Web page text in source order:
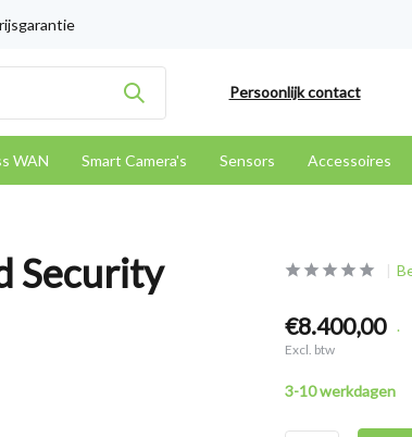
Persoonlijk contact
WAN Smart Camera's Sensors Accessoires
Security
€8.400,00 .
Excl. btw
3-10 werkdagen